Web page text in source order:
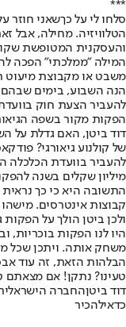
***
סלחו לי על כךשאני חוזר
הטלוויזיה. מחילה, אבל
והעסקנית המטופשת
המילה "ממלכתי" הפכה
משבט או מקבוצת מיעוט
הנה השבוע, בימים שבהם
הפקות מקור בשפה
דוד ביטן, האם גדלת על
של קולנוע גיאורגי?
מיליון שקלים בשנה
התשובה היא כי כך נראית
קבוצות אינטרסים.
ולכן ביטן הולך על הפקות
היו לנו הפקות בוכריות,
משחק אותה. ויתכן שכל
הבלהות הזאת, זה עוד
טעינו? נתקן! אם
דוד ביטןהחברה
כדאילהכיר